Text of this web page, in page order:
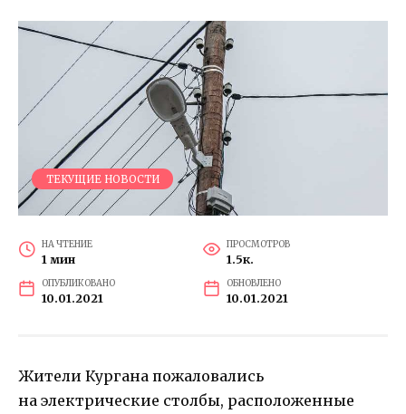
ТЕКУЩИЕ НОВОСТИ
НА ЧТЕНИЕ
1 мин
ПРОСМОТРОВ
1.5к.
ОПУБЛИКОВАНО
10.01.2021
ОБНОВЛЕНО
10.01.2021
Жители Кургана пожаловались
на электрические столбы, расположенные